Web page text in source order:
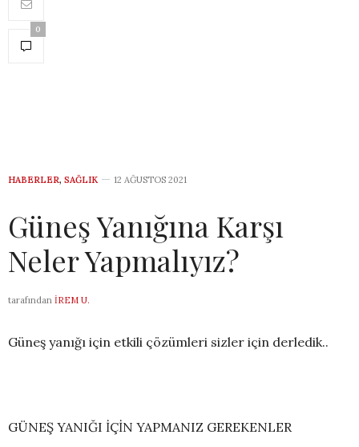
0
HABERLER, SAĞLIK 12 AĞUSTOS 2021
Güneş Yanığına Karşı
Neler Yapmalıyız?
tarafından İREM U.
Güneş yanığı için etkili çözümleri sizler için derledik..
GÜNEŞ YANIĞI İÇİN YAPMANIZ GEREKENLER